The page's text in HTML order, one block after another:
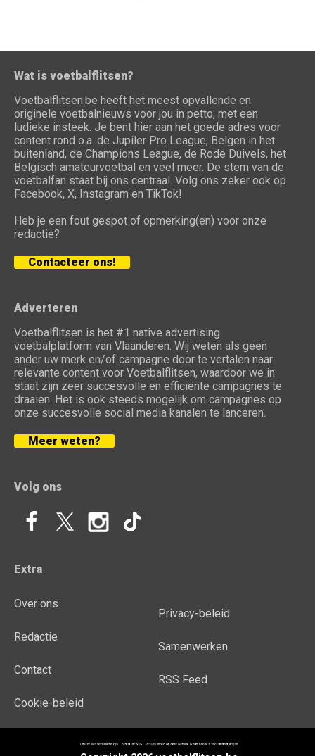
Wat is voetbalflitsen?
Voetbalflitsen.be heeft het meest opvallende en
originele voetbalnieuws voor jou in petto, met een
ludieke insteek. Je bent hier aan het goede adres voor
content rond o.a. de Jupiler Pro League, Belgen in het
buitenland, de Champions League, de Rode Duivels, het
Belgisch amateurvoetbal en veel meer. De stem van de
voetbalfan staat bij ons centraal. Volg ons zeker ook op
Facebook, X, Instagram en TikTok!
Heb je een fout gespot of opmerking(en) voor onze
redactie?
Contacteer ons!
Adverteren
Voetbalflitsen is het #1 native advertising
voetbalplatform van Vlaanderen. Wij weten als geen
ander uw merk en/of campagne door te vertalen naar
relevante content voor Voetbalflitsen, waardoor we in
staat zijn zeer succesvolle en efficiënte campagnes te
draaien. Het is ook steeds mogelijk om campagnes op
onze succesvolle social media kanalen te lanceren.
Meer weten?
Volg ons
Extra
Over ons
Redactie
Contact
Cookie-beleid
Privacy-beleid
Samenwerken
RSS Feed